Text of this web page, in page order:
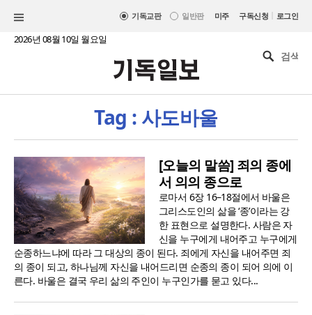
기독교판 일반판 미주 구독신청 | 로그인
2026년 08월 10일 월요일
Tag : 사도바울
[오늘의 말씀] 죄의 종에
서 의의 종으로
로마서 6장 16–18절에서 바울은
그리스도인의 삶을 ‘종’이라는 강
한 표현으로 설명한다. 사람은 자
신을 누구에게 내어주고 누구에게
순종하느냐에 따라 그 대상의 종이 된다. 죄에게 자신을 내어주면 죄
의 종이 되고, 하나님께 자신을 내어드리면 순종의 종이 되어 의에 이
른다. 바울은 결국 우리 삶의 주인이 누구인가를 묻고 있다...